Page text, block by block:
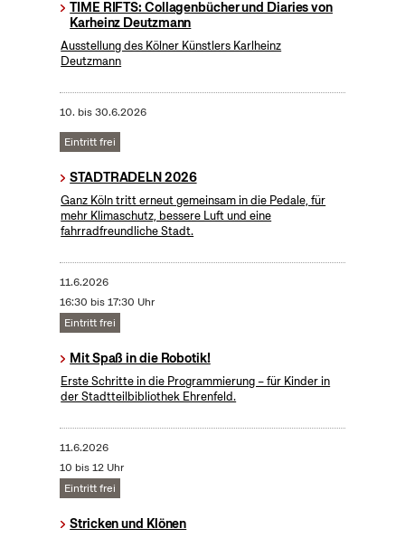
TIME RIFTS: Collagenbücher und Diaries von
Karheinz Deutzmann
Ausstellung des Kölner Künstlers Karlheinz
Deutzmann
10. bis30.6.2026
Eintritt frei
STADTRADELN 2026
Ganz Köln tritt erneut gemeinsam in die Pedale, für
mehr Klimaschutz, bessere Luft und eine
fahrradfreundliche Stadt.
11.6.2026
16:30 bis 17:30 Uhr
Eintritt frei
Mit Spaß in die Robotik!
Erste Schritte in die Programmierung – für Kinder in
der Stadtteilbibliothek Ehrenfeld.
11.6.2026
10 bis 12 Uhr
Eintritt frei
Stricken und Klönen